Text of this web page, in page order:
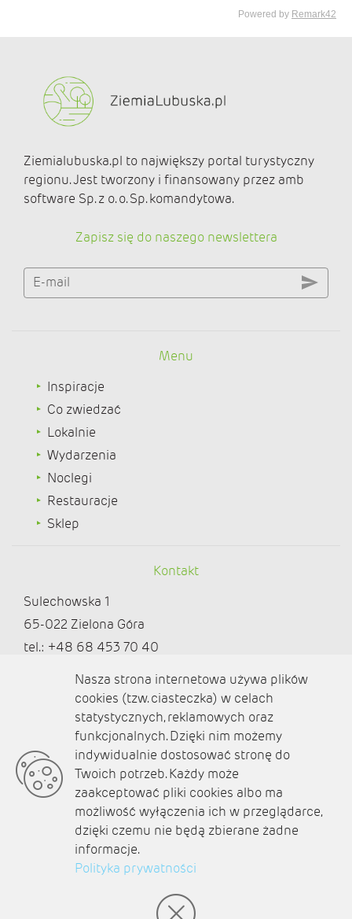
Ziemialubuska.pl to największy portal turystyczny
regionu. Jest tworzony i finansowany przez amb
software Sp. z o. o. Sp. komandytowa.
Zapisz się do naszego newslettera
E-mail
Menu
Inspiracje
Co zwiedzać
Lokalnie
Wydarzenia
Noclegi
Restauracje
Sklep
Kontakt
Sulechowska 1
65-022 Zielona Góra
tel.: +48 68 453 70 40
redakcja@ziemialubuska.pl |
marketing@ziemialubuska.pl
Media społecznościowe
O nas
Kontakt
Polityka prywatności
Nasza strona internetowa używa plików
cookies (tzw. ciasteczka) w celach
statystycznych, reklamowych oraz
funkcjonalnych. Dzięki nim możemy
indywidualnie dostosować stronę do
Twoich potrzeb. Każdy może
zaakceptować pliki cookies albo ma
możliwość wyłączenia ich w przeglądarce,
dzięki czemu nie będą zbierane żadne
informacje.
Polityka prywatności